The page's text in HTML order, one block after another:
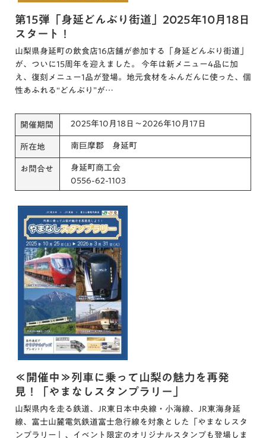
第15弾「身延どんぶり街道」2025年10月18日
スタート！
山梨県身延町の飲食店16店舗が参加する「身延どんぶり街道」
が、ついに15周年を迎えました。 今年は新メニュー4品に加
え、復刻メニュー1品が登場。地元食材をふんだんに使った、個
性あふれる“どんぶり”が…
開催期間 2025年10月18日～2026年10月17日
所在地 南巨摩郡 身延町
お問合せ
身延町商工会
0556-62-1103
≪開催中≫列車に乗って山梨の魅力を再発
見！「やまなしスタンプラリー」
山梨県内を走る鉄道、JR東日本中央線・小海線、JR東海身延
線、富士山麓電気鉄道富士急行線を対象とした「やまなしスタ
ンプラリー」、イベント限定のオリジナルスタンプも登場しま